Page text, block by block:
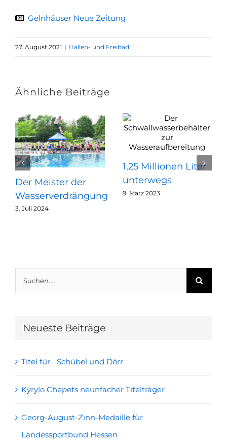
Gelnhäuser Neue Zeitung
27. August 2021 | Hallen- und Freibad
Ähnliche Beiträge
Der Meister der
Wasserverdrängung
3. Juli 2024
1,25 Millionen Liter
unterwegs
9. März 2023
Suche
nach:
Neueste Beiträge
Titel für Schübel und Dörr
Kyrylo Chepets neunfacher Titelträger
Georg-August-Zinn-Medaille für
Landessportbund Hessen